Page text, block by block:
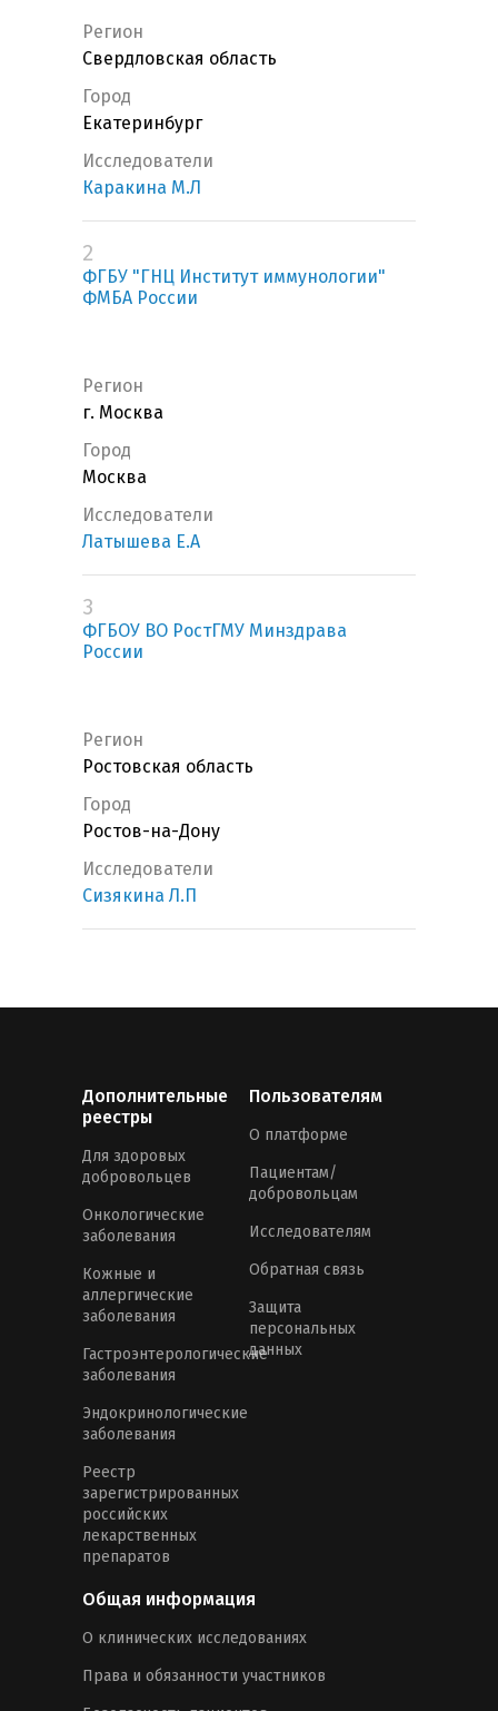
Регион
Свердловская область
Город
Екатеринбург
Исследователи
Каракина М.Л
2
ФГБУ "ГНЦ Институт иммунологии"
ФМБА России
Регион
г. Москва
Город
Москва
Исследователи
Латышева Е.А
3
ФГБОУ ВО РостГМУ Минздрава
России
Регион
Ростовская область
Город
Ростов-на-Дону
Исследователи
Сизякина Л.П
Дополнительные
реестры
Для здоровых
добровольцев
Онкологические
заболевания
Кожные и
аллергические
заболевания
Гастроэнтерологические
заболевания
Эндокринологические
заболевания
Реестр
зарегистрированных
российских
лекарственных
препаратов
Пользователям
О платформе
Пациентам/
добровольцам
Исследователям
Обратная связь
Защита
персональных
данных
Общая информация
О клинических исследованиях
Права и обязанности участников